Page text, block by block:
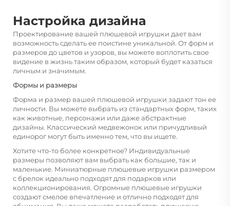
Настройка дизайна
Проектирование вашей плюшевой игрушки дает вам
возможность сделать ее поистине уникальной. От форм и
размеров до цветов и узоров, вы можете воплотить свое
видение в жизнь таким образом, который будет казаться
личным и значимым.
Формы и размеры
Форма и размер вашей плюшевой игрушки задают тон ее
личности. Вы можете выбрать из стандартных форм, таких
как животные, персонажи или даже абстрактные
дизайны. Классический медвежонок или причудливый
единорог могут быть именно тем, что вы ищете.
Хотите что-то более конкретное? Индивидуальные
размеры позволяют вам выбрать как большие, так и
маленькие. Миниатюрные плюшевые игрушки размером
с брелок идеально подходят для подарков или
коллекционирования. Огромные плюшевые игрушки
создают смелое впечатление и отлично подходят для